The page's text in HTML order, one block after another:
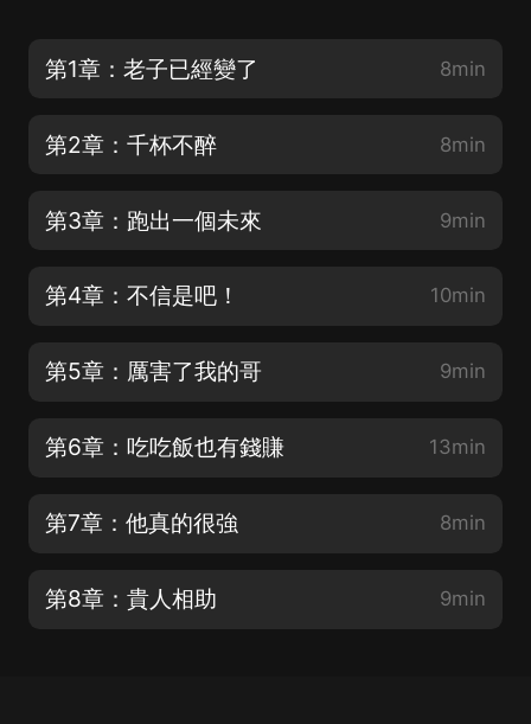
第1章：老子已經變了 8min
第2章：千杯不醉 8min
第3章：跑出一個未來 9min
第4章：不信是吧！ 10min
第5章：厲害了我的哥 9min
第6章：吃吃飯也有錢賺 13min
第7章：他真的很強 8min
第8章：貴人相助 9min